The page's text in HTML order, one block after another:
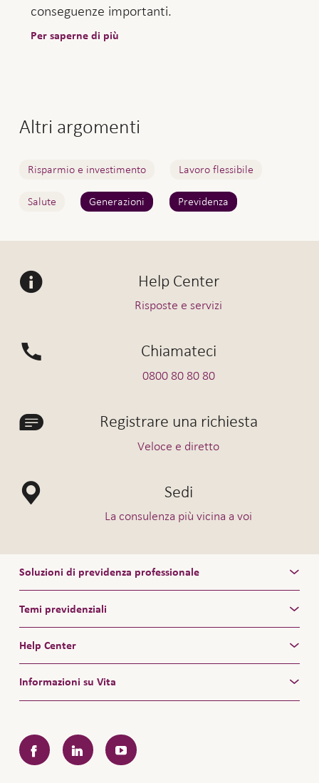
conseguenze importanti.
Per saperne di più
Altri argomenti
Risparmio e investimento Lavoro flessibile
Salute Generazioni Previdenza
Help Center
Risposte e servizi
Chiamateci
0800 80 80 80
Registrare una richiesta
Veloce e diretto
Sedi
La consulenza più vicina a voi
Soluzioni di previdenza professionale
Temi previdenziali
Help Center
Informazioni su Vita
FacebookLinkedInYouTube